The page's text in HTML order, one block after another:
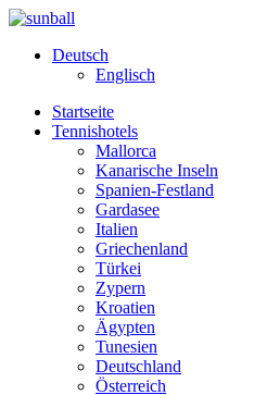
Deutsch
Englisch
Startseite
Tennishotels
Mallorca
Kanarische Inseln
Spanien-Festland
Gardasee
Italien
Griechenland
Türkei
Zypern
Kroatien
Ägypten
Tunesien
Deutschland
Österreich